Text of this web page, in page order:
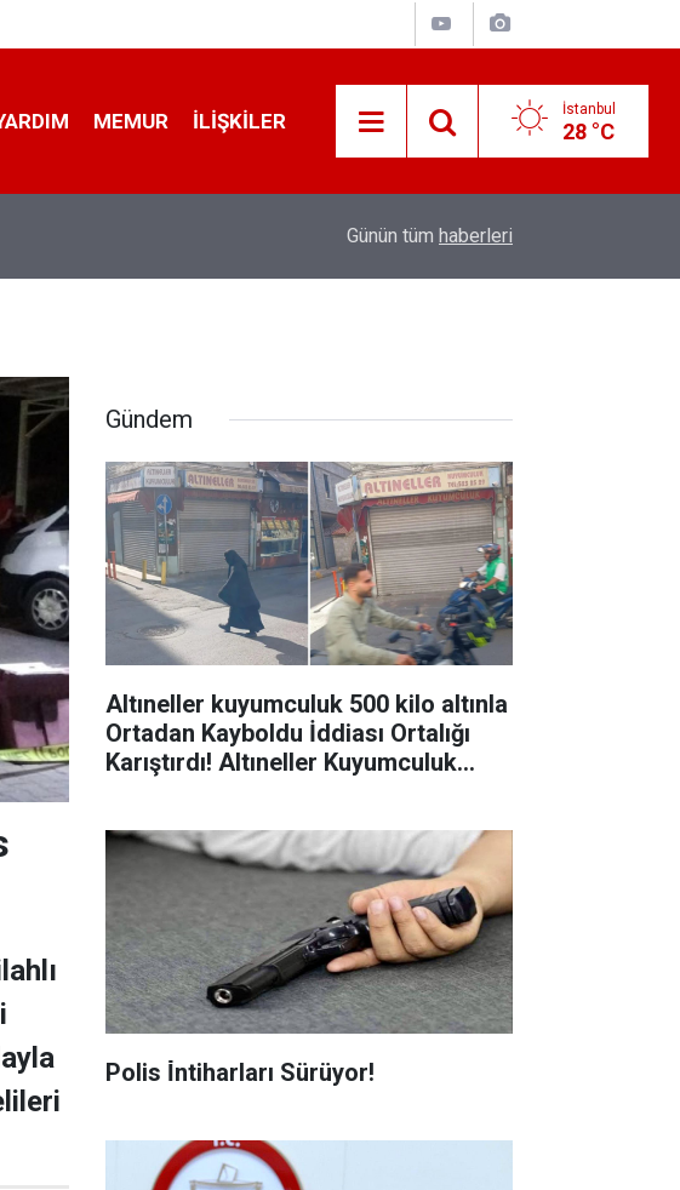
MEMUR İLIŞKILER İstanbul
28 °C
Sıcak Havalarda Ödem Şikayetini Hafife
Günün tüm haberleri
Gündem
Altıneller kuyumculuk 500 kilo altınla
Ortadan Kayboldu İddiası Ortalığı
Karıştırdı! Altıneller Kuyumculuk
Polis İ̇ntiharları Sürüyor!